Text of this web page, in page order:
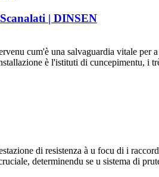
| DINSEN
cum'è una salvaguardia vitale
è l'istituti di cuncepimentu, i
di resistenza à u focu di i
determinendu se u sistema di